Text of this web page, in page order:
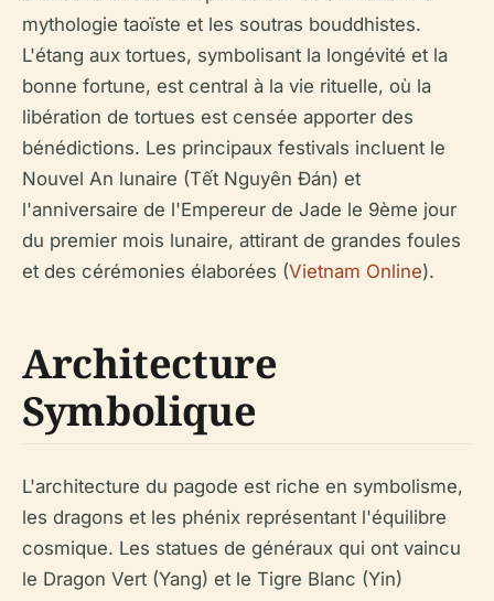
mythologie taoïste et les soutras bouddhistes.
L'étang aux tortues, symbolisant la longévité et la
bonne fortune, est central à la vie rituelle, où la
libération de tortues est censée apporter des
bénédictions. Les principaux festivals incluent le
Nouvel An lunaire (Tết Nguyên Đán) et
l'anniversaire de l'Empereur de Jade le 9ème jour
du premier mois lunaire, attirant de grandes foules
et des cérémonies élaborées (Vietnam Online).
Architecture
Symbolique
L'architecture du pagode est riche en symbolisme,
les dragons et les phénix représentant l'équilibre
cosmique. Les statues de généraux qui ont vaincu
le Dragon Vert (Yang) et le Tigre Blanc (Yin)